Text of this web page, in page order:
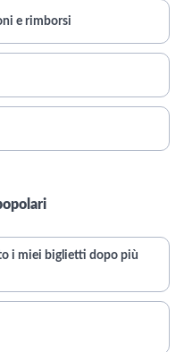
e rimborsi
i miei biglietti dopo più